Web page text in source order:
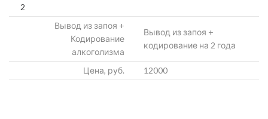
2
Вывод из запоя +
Кодирование
алкоголизма
Вывод из запоя +
кодирование на 2 года
Цена, руб. 12000